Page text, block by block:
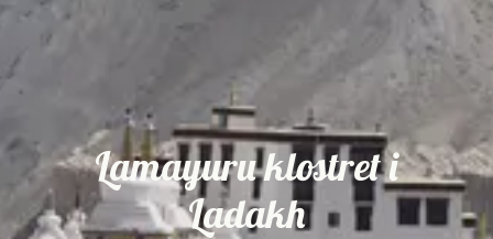
Lamayuru klostret i
Ladakh